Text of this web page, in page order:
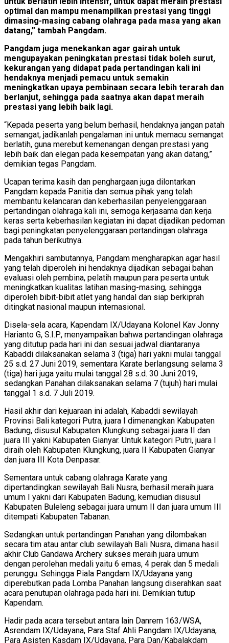
optimal dan mampu menampilkan prestasi yang tinggi
dimasing-masing cabang olahraga pada masa yang akan
datang,” tambah Pangdam.
Pangdam juga menekankan agar gairah untuk
mengupayakan peningkatan prestasi tidak boleh surut,
kekurangan yang didapat pada pertandingan kali ini
hendaknya menjadi pemacu untuk semakin
meningkatkan upaya pembinaan secara lebih terarah dan
berlanjut, sehingga pada saatnya akan dapat meraih
prestasi yang lebih baik lagi.
“Kepada peserta yang belum berhasil, hendaknya jangan patah
semangat, jadikanlah pengalaman ini untuk memacu semangat
berlatih, guna merebut kemenangan dengan prestasi yang
lebih baik dan elegan pada kesempatan yang akan datang,”
demikian tegas Pangdam.
Ucapan terima kasih dan penghargaan juga dilontarkan
Pangdam kepada Panitia dan semua pihak yang telah
membantu kelancaran dan keberhasilan penyelenggaraan
pertandingan olahraga kali ini, semoga kerjasama dan kerja
keras serta keberhasilan kegiatan ini dapat dijadikan pedoman
bagi peningkatan penyelenggaraan pertandingan olahraga
pada tahun berikutnya.
Mengakhiri sambutannya, Pangdam mengharapkan agar hasil
yang telah diperoleh ini hendaknya dijadikan sebagai bahan
evaluasi oleh pembina, pelatih maupun para peserta untuk
meningkatkan kualitas latihan masing-masing, sehingga
diperoleh bibit-bibit atlet yang handal dan siap berkiprah
ditingkat nasional maupun internasional.
Disela-sela acara, Kapendam IX/Udayana Kolonel Kav Jonny
Harianto G, S.I.P., menyampaikan bahwa pertandingan olahraga
yang ditutup pada hari ini dan sesuai jadwal diantaranya
Kabaddi dilaksanakan selama 3 (tiga) hari yakni mulai tanggal
25 s.d. 27 Juni 2019, sementara Karate berlangsung selama 3
(tiga) hari juga yaitu mulai tanggal 28 s.d. 30 Juni 2019,
sedangkan Panahan dilaksanakan selama 7 (tujuh) hari mulai
tanggal 1 s.d. 7 Juli 2019.
Hasil akhir dari kejuaraan ini adalah, Kabaddi sewilayah
Provinsi Bali kategori Putra, juara I dimenangkan Kabupaten
Badung, disusul Kabupaten Klungkung sebagai juara II dan
juara III yakni Kabupaten Gianyar. Untuk kategori Putri, juara I
diraih oleh Kabupaten Klungkung, juara II Kabupaten Gianyar
dan juara III Kota Denpasar.
Sementara untuk cabang olahraga Karate yang
dipertandingkan sewilayah Bali Nusra, berhasil meraih juara
umum I yakni dari Kabupaten Badung, kemudian disusul
Kabupaten Buleleng sebagai juara umum II dan juara umum III
ditempati Kabupaten Tabanan.
Sedangkan untuk pertandingan Panahan yang dilombakan
secara tim atau antar club sewilayah Bali Nusra, dimana hasil
akhir Club Gandawa Archery sukses meraih juara umum
dengan perolehan medali yaitu 6 emas, 4 perak dan 5 medali
perunggu. Sehingga Piala Pangdam IX/Udayana yang
diperebutkan pada Lomba Panahan langsung diserahkan saat
acara penutupan olahraga pada hari ini. Demikian tutup
Kapendam.
Hadir pada acara tersebut antara lain Danrem 163/WSA,
Asrendam IX/Udayana, Para Staf Ahli Pangdam IX/Udayana,
Para Asisten Kasdam IX/Udayana, Para Dan/Kabalakdam